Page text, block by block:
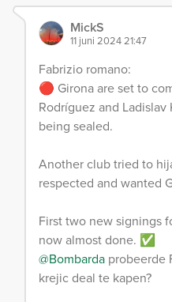
MickS
11 juni 2024 21:47
Fabrizio romano:
🔴 Girona are set to
Rodríguez and
being sealed.
Another club tried to
respected and wanted
First two new signings
now almost done. ✅
@Bombarda probeerde
krejic deal te kapen?